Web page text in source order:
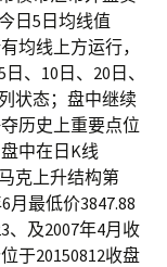
日5日均线值
均线上方运行，
、10日、20日、
状态；盘中继续
历史上重要点位
中在日K线
克上升结构第
月最低价3847.88
、及2007年4月收
于20150812收盘